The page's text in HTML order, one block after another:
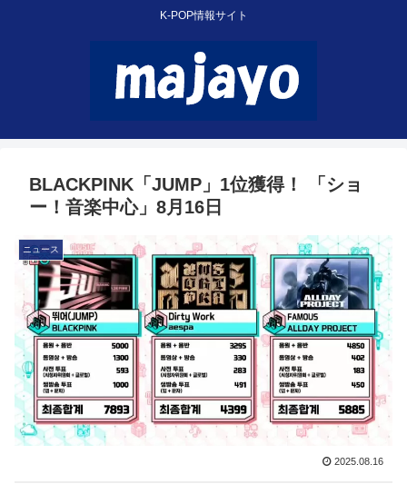
K-POP情報サイト
BLACKPINK「JUMP」1位獲得！ 「ショ
ー！音楽中心」8月16日
ニュース
2025.08.16